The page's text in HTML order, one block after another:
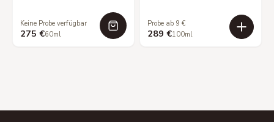
Keine Probe verfügbar
275 €60ml
Probe ab 9 €
289 €100ml